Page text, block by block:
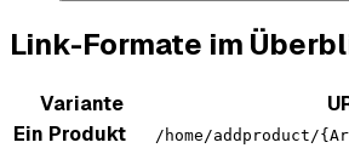
Link-Formate im
Variante
Ein Produkt
/home/addproduct/